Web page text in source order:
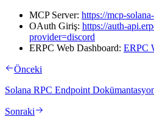
MCP Server: https://mcp-
OAuth Giriş: https://auth-
provider=discord
ERPC Web Dashboard: ERPC
Önceki
Solana RPC Endpoint
Sonraki